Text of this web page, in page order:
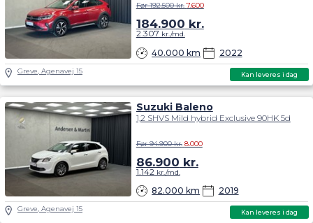
Kan leveres i dag
40.000 km 2022
Før 192.500 kr. 7.600
184.900 kr.
2.307 kr./md.
Greve, Agenavej 15
Kan leveres i dag
Suzuki Baleno
1,2 SHVS Mild hybrid Exclusive 90HK 5d
82.000 km 2019
Før 94.900 kr. 8.000
86.900 kr.
1.142kr./md.
Greve, Agenavej 15